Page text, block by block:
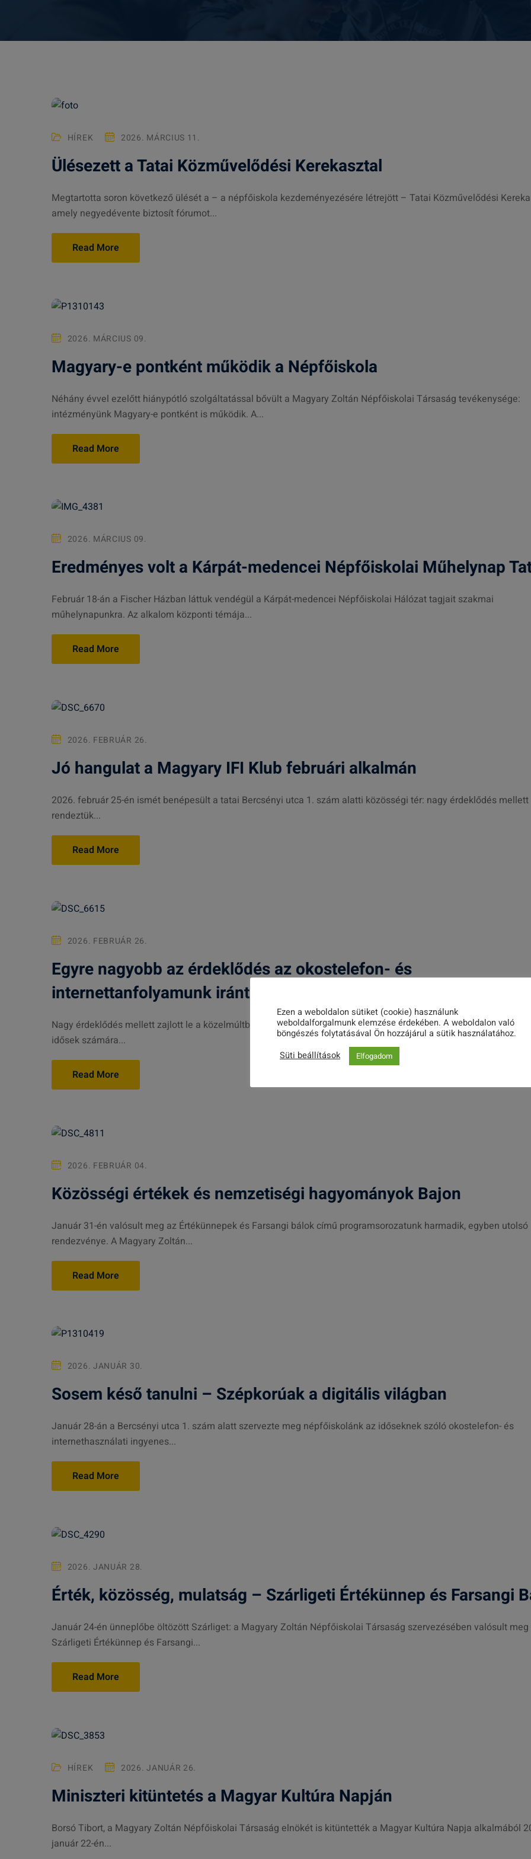
HÍREK 2026. MÁRCIUS 11.
Ülésezett a Tatai Közművelődési Kerekasztal
Megtartotta soron következő ülését a – a népfőiskola kezdeményezésére létrejött – Tatai Közművelődési
amely negyedévente biztosít fórumot...
Read More
2026. MÁRCIUS 09.
Magyary-e pontként működik a Népfőiskola
Néhány évvel ezelőtt hiánypótló szolgáltatással bővült a Magyary Zoltán Népfőiskolai Társaság tevékenysége:
intézményünk Magyary-e pontként is működik. A...
Read More
2026. MÁRCIUS 09.
Eredményes volt a Kárpát-medencei Népfőiskolai Műhelynap
Február 18-án a Fischer Házban láttuk vendégül a Kárpát-medencei Népfőiskolai Hálózat tagjait szakmai
műhelynapunkra. Az alkalom központi témája...
Read More
2026. FEBRUÁR 26.
Jó hangulat a Magyary IFI Klub februári alkalmán
2026. február 25-én ismét benépesült a tatai Bercsényi utca 1. szám alatti közösségi tér: nagy érdeklődés mellett
rendeztük...
Read More
2026. FEBRUÁR 26.
Egyre nagyobb az érdeklődés az okostelefon- és
internettanfolyamunk iránt
Nagy érdeklődés mellett zajlott le a közelmúltban a Magyary Zolntán Népfőiskolai Társaság és a Tatai
idősek számára...
Read More
2026. FEBRUÁR 04.
Közösségi értékek és nemzetiségi hagyományok Bajon
Január 31-én valósult meg az Értékünnepek és Farsangi bálok című programsorozatunk harmadik, egyben utolsó
rendezvénye. A Magyary Zoltán...
Read More
2026. JANUÁR 30.
Sosem késő tanulni – Szépkorúak a digitális világban
Január 28-án a Bercsényi utca 1. szám alatt szervezte meg népfőiskolánk az időseknek szóló okostelefon- és
internethasználati ingyenes...
Read More
2026. JANUÁR 28.
Érték, közösség, mulatság – Szárligeti Értékünnep és Farsangi
Január 24-én ünneplőbe öltözött Szárliget: a Magyary Zoltán Népfőiskolai Társaság szervezésében valósult meg
Szárligeti Értékünnep és Farsangi...
Read More
HÍREK 2026. JANUÁR 26.
Miniszteri kitüntetés a Magyar Kultúra Napján
Borsó Tibort, a Magyary Zoltán Népfőiskolai Társaság elnökét is kitüntették a Magyar Kultúra Napja alkalmából
január 22-én...
Ezen a weboldalon sütiket (cookie) használunk
weboldalforgalmunk elemzése érdekében. A weboldalon való
böngészés folytatásával Ön hozzájárul a sütik használatához.
Süti beállítások
Elfogadom